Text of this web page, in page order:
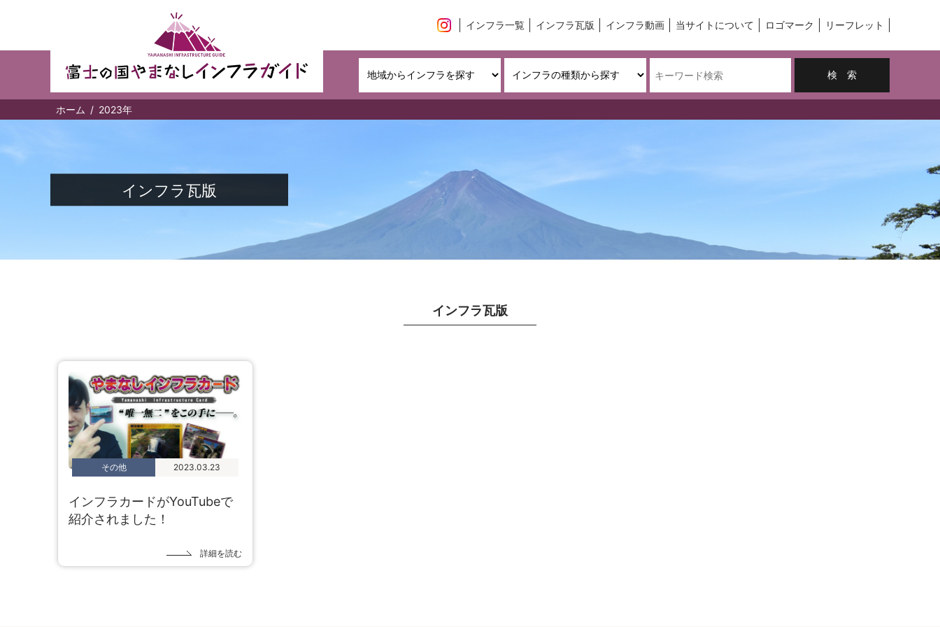
インフラ一覧 インフラ瓦版 インフラ動画 当サイトについて ロゴマーク リーフレット
ホーム 2023年
インフラ瓦版
インフラ瓦版
インフラカードがYouTubeで
紹介されました！
その他 2023.03.23
詳細を読む